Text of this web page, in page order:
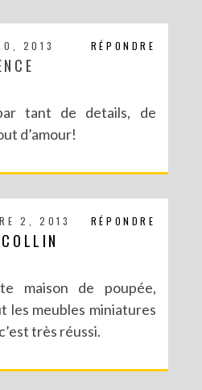
RÉPONDRE
2013
tant de details, de
d’amour!
RÉPONDRE
2, 2013
maison de poupée,
les meubles miniatures
très réussi.